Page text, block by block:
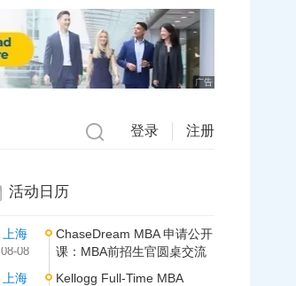
广告
登录 注册
活动日历
上海
08-08
ChaseDream MBA 申请公开
课：MBA前招生官圆桌交流
上海
Kellogg Full-Time MBA